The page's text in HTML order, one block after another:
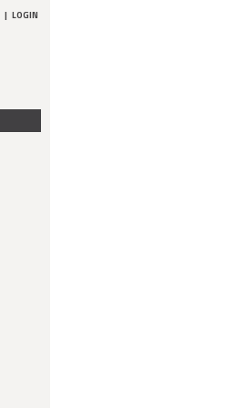
| LOGIN